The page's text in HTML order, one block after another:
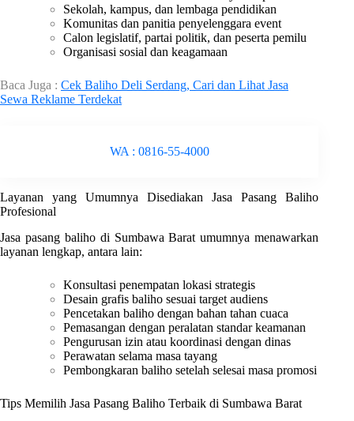
Sekolah, kampus, dan lembaga pendidikan
Komunitas dan panitia penyelenggara event
Calon legislatif, partai politik, dan peserta pemilu
Organisasi sosial dan keagamaan
Baca Juga : Cek Baliho Deli Serdang, Cari dan Lihat Jasa
Sewa Reklame Terdekat
WA : 0816-55-4000
Layanan yang Umumnya Disediakan Jasa Pasang Baliho
Profesional
Jasa pasang baliho di Sumbawa Barat umumnya menawarkan
layanan lengkap, antara lain:
Konsultasi penempatan lokasi strategis
Desain grafis baliho sesuai target audiens
Pencetakan baliho dengan bahan tahan cuaca
Pemasangan dengan peralatan standar keamanan
Pengurusan izin atau koordinasi dengan dinas
Perawatan selama masa tayang
Pembongkaran baliho setelah selesai masa promosi
Tips Memilih Jasa Pasang Baliho Terbaik di Sumbawa Barat